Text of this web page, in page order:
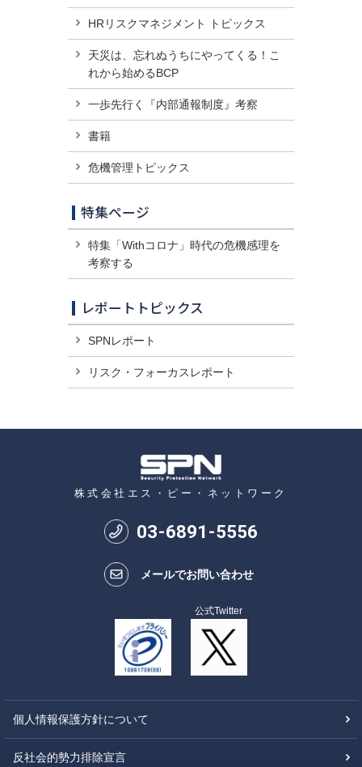
HRリスクマネジメント トピックス
天災は、忘れぬうちにやってくる！こ
れから始めるBCP
一歩先行く『内部通報制度』考察
書籍
危機管理トピックス
特集ページ
特集「Withコロナ」時代の危機感理を
考察する
レポートトピックス
SPNレポート
リスク・フォーカスレポート
株式会社エス・ピー・ネットワーク
03-6891-5556
メールでお問い合わせ
公式Twitter
個人情報保護方針について
反社会的勢力排除宣言